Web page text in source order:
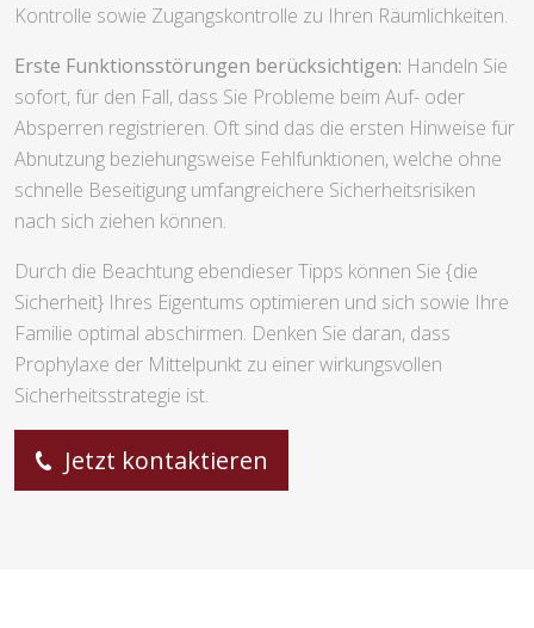
Kontrolle sowie Zugangskontrolle zu Ihren Räumlichkeiten.
Erste Funktionsstörungen berücksichtigen: Handeln Sie
sofort, für den Fall, dass Sie Probleme beim Auf- oder
Absperren registrieren. Oft sind das die ersten Hinweise für
Abnutzung beziehungsweise Fehlfunktionen, welche ohne
schnelle Beseitigung umfangreichere Sicherheitsrisiken
nach sich ziehen können.
Durch die Beachtung ebendieser Tipps können Sie {die
Sicherheit} Ihres Eigentums optimieren und sich sowie Ihre
Familie optimal abschirmen. Denken Sie daran, dass
Prophylaxe der Mittelpunkt zu einer wirkungsvollen
Sicherheitsstrategie ist.
Jetzt kontaktieren